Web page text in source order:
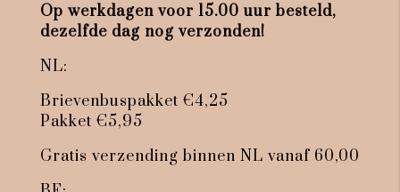
Op werkdagen voor 15.00 uur besteld,
dezelfde dag nog verzonden!
NL:
Brievenbuspakket €4,25
Pakket €5,95
Gratis verzending binnen NL vanaf 60,00